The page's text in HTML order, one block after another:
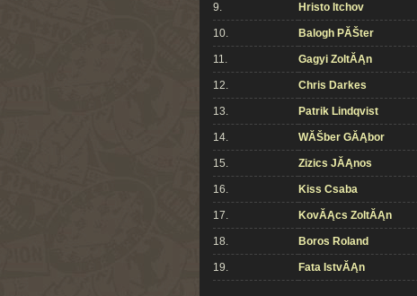
9. Hristo Itchov
10. Balogh PĂŠter
11. Gagyi ZoltĂĄn
12. Chris Darkes
13. Patrik Lindqvist
14. WĂŠber GĂĄbor
15. Zizics JĂĄnos
16. Kiss Csaba
17. KovĂĄcs ZoltĂĄn
18. Boros Roland
19. Fata IstvĂĄn